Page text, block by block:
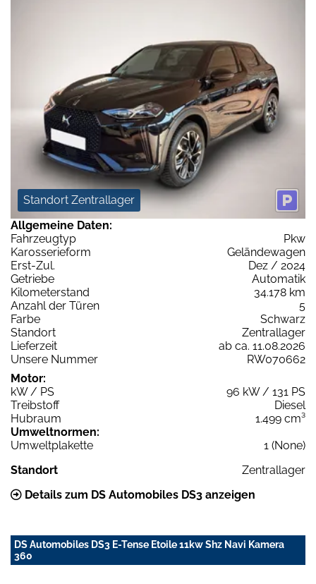
Standort Zentrallager
Allgemeine Daten:
Fahrzeugtyp
Pkw
Karosserieform
Geländewagen
Erst-Zul.
Dez / 2024
Getriebe
Automatik
Kilometerstand
34.178 km
Anzahl der Türen
5
Farbe
Schwarz
Standort
Zentrallager
Lieferzeit
ab ca. 11.08.2026
Unsere Nummer
RW070662
Motor:
kW / PS
96 kW / 131 PS
Treibstoff
Diesel
Hubraum
1.499 cm³
Umweltnormen:
Umweltplakette
1 (None)
Standort
Zentrallager
Details zum DS Automobiles DS3 anzeigen
DS Automobiles DS3 E-Tense Etoile 11kw Shz Navi Kamera
360